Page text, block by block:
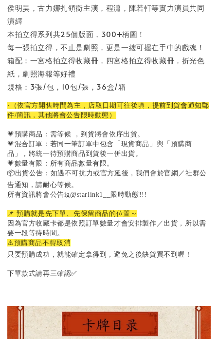
侯明昊，古力娜扎領銜主演，程瀟，陳若軒等實力演員共同
演繹
本拍立得系列共25個版面，300➕柄圖！
每一張拍立得，不止是劇照，更是一縷可握在手中的戲魂！
箱配：一宮格拍立得收藏冊，四宮格拍立得收藏冊，折光色
紙，劇照海報等好禮
規格：3張/包，10包/張，36盒/箱
·（依官方開售時間為主，店取日期可往後填，提前到貨會通知郵
件/簡訊，其他將會公告限時動態）
💗預購商品：需等候 ，到貨將會依序出貨。
💗混合訂單：若同一筆訂單中包含「現貨商品」與「預購商
品」，將統一待預購商品到貨後一併出貨。
💗數量有限：所有商品數量有限。
📦出貨公告：如遇不可抗力或官方延後，我們會於官網／社群公
告通知，請耐心等候。
所有資訊將會公告ig@starlink1__限時動態!!!
📌 預購就是先下單、先保留商品的位置～
因為官方收藏卡都是依照訂單數量才會安排製作／出貨，所以需
要一段等待時間。
⚠️預購商品不得取消
只要預購成功，就能確定拿得到，避免之後缺貨買不到喔！
下單款式請再三確認✅